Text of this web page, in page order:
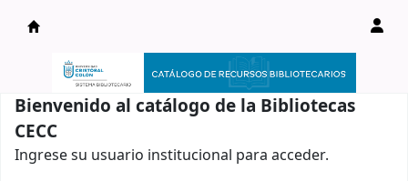
Catálogo en línea
Bienvenido al catálogo de la Bibliotecas
CECC
Ingrese su usuario institucional para acceder.